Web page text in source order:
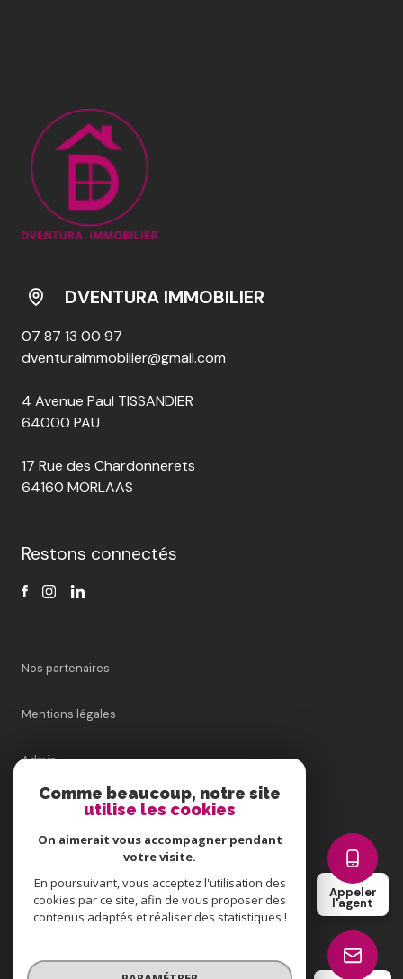
Appeler
l'agent
DVENTURA IMMOBILIER
07 87 13 00 97
dventuraimmobilier@gmail.com
4 Avenue Paul TISSANDIER
64000 PAU
17 Rue des Chardonnerets
64160 MORLAAS
Restons connectés
Nos partenaires
Mentions légales
Admin
Nos honoraires
Cookies
© 2026 | Tous droits réservés
Comme beaucoup, notre site
utilise les cookies
On aimerait vous accompagner pendant
votre visite.
En poursuivant, vous acceptez l'utilisation des
cookies par ce site, afin de vous proposer des
contenus adaptés et réaliser des statistiques !